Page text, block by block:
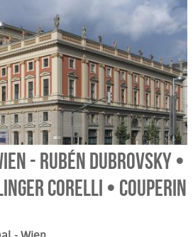
- Rubén Dubrovsky •
Corelli • Couperin